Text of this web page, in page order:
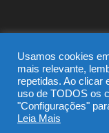
SGD
Usamos cookies
mais relevante,
repetidas. Ao clicar
uso de TODOS os
"Configurações"
Leia Mais